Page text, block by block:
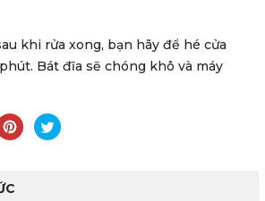
khi rửa xong, bạn hãy để hé cửa
phút. Bát đĩa sẽ chóng khô và máy